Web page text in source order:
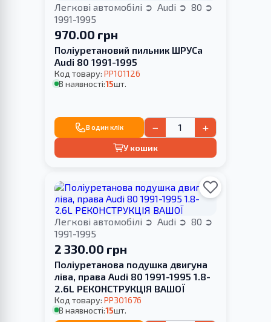
Легкові автомобілі Audi
80
1991-1995
970.00 грн
Поліуретановий пильник ШРУСа
Audi 80 1991-1995
Код товару: PP101126
В наявності:15шт.
В один клік − +
У кошик
Легкові автомобілі Audi
80
1991-1995
2 330.00 грн
Поліуретанова подушка двигуна
ліва, права Audi 80 1991-1995 1.8-
2.6L РЕКОНСТРУКЦІЯ ВАШОЇ
Код товару: PP301676
В наявності:15шт.